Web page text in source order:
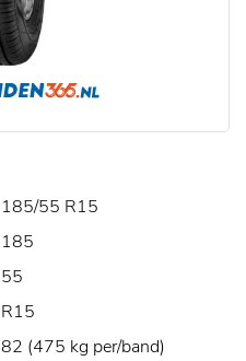
185/55 R15
185
55
R15
82 (475 kg per/band)